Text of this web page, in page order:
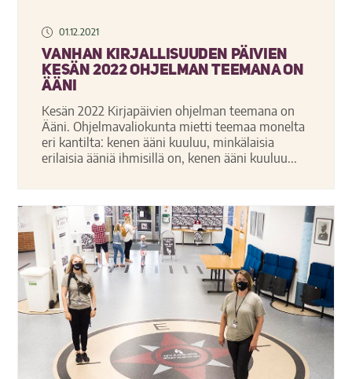
01.12.2021
Vanhan kirjallisuuden päivien
kesän 2022 ohjelman teemana on
Ääni
Kesän 2022 Kirjapäivien ohjelman teemana on
Ääni. Ohjelmavaliokunta mietti teemaa monelta
eri kantilta: kenen ääni kuuluu, minkälaisia
erilaisia ääniä ihmisillä on, kenen ääni kuuluu...